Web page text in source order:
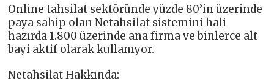
Online tahsilat sektöründe yüzde 80’in üzerinde
paya sahip olan Netahsilat sistemini hali
hazırda 1.800 üzerinde ana firma ve binlerce alt
bayi aktif olarak kullanıyor.
Netahsilat Hakkında: